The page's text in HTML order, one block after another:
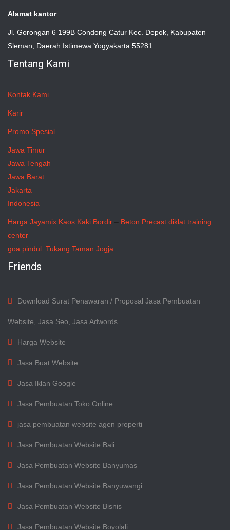
Alamat kantor
Jl. Gorongan 6 199B Condong Catur Kec. Depok, Kabupaten
Sleman, Daerah Istimewa Yogyakarta 55281
Tentang Kami
Kontak Kami
Karir
Promo Spesial
Jawa Timur
Jawa Tengah
Jawa Barat
Jakarta
Indonesia
Harga Jayamix Kaos Kaki Bordir – Beton Precast diklat training
center
goa pindul Tukang Taman Jogja
Friends
Download Surat Penawaran / Proposal Jasa Pembuatan
Website, Jasa Seo, Jasa Adwords
Harga Website
Jasa Buat Website
Jasa Iklan Google
Jasa Pembuatan Toko Online
jasa pembuatan website agen properti
Jasa Pembuatan Website Bali
Jasa Pembuatan Website Banyumas
Jasa Pembuatan Website Banyuwangi
Jasa Pembuatan Website Bisnis
Jasa Pembuatan Website Boyolali